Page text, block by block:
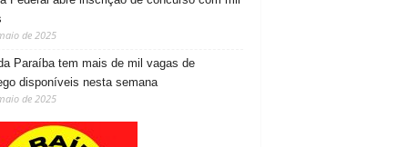
de 2025
Paraíba tem mais de mil vagas de
disponíveis nesta semana
de 2025